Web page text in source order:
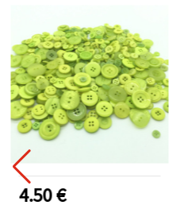
4.50 €